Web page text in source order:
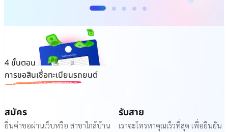
4 ขั้นตอน
การขอสินเชื่อทะเบียนรถยนต์
สมัคร
ยื่นคำขอผ่านเว็บหรือ สาขาใกล้บ้าน
รับสาย
เราจะโทรหาคุณเร็วที่สุด เพื่อยืนยัน